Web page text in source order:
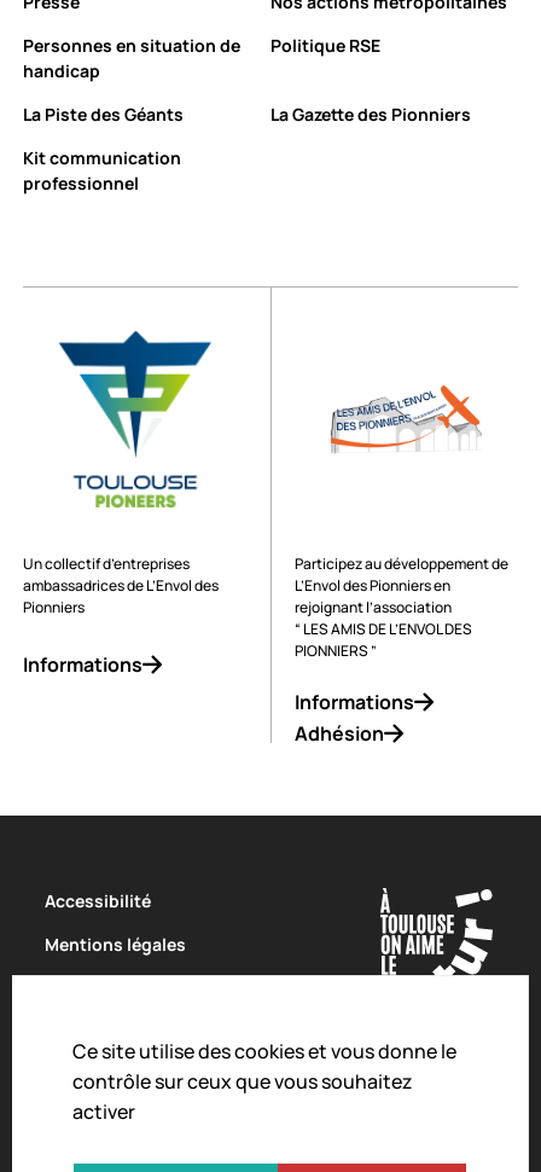
Ce site utilise des cookies et vous donne le
contrôle sur ceux que vous souhaitez
activer
Personnes en situation de
handicap
Politique RSE
La Piste des Géants
La Gazette des Pionniers
Kit communication
professionnel
Un collectif d’entreprises
ambassadrices de L’Envol des
Pionniers
Informations
Participez au développement de
L’Envol des Pionniers en
rejoignant l’association
“ LES AMIS DE L’ENVOL DES
PIONNIERS ”
Informations
Adhésion
Accessibilité
Mentions légales
Charte de modération
Droit d'alerte
Crédits